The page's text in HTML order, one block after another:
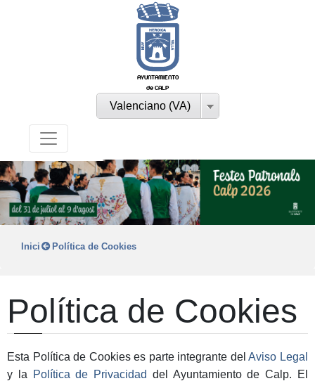
AYUNTAMIENTO
de CALP
Valenciano (VA)
Inici Política de Cookies
Política de Cookies
Esta Política de Cookies es parte integrante delAviso Legal
y la
Política de Privacidad del Ayuntamiento de Calp. El